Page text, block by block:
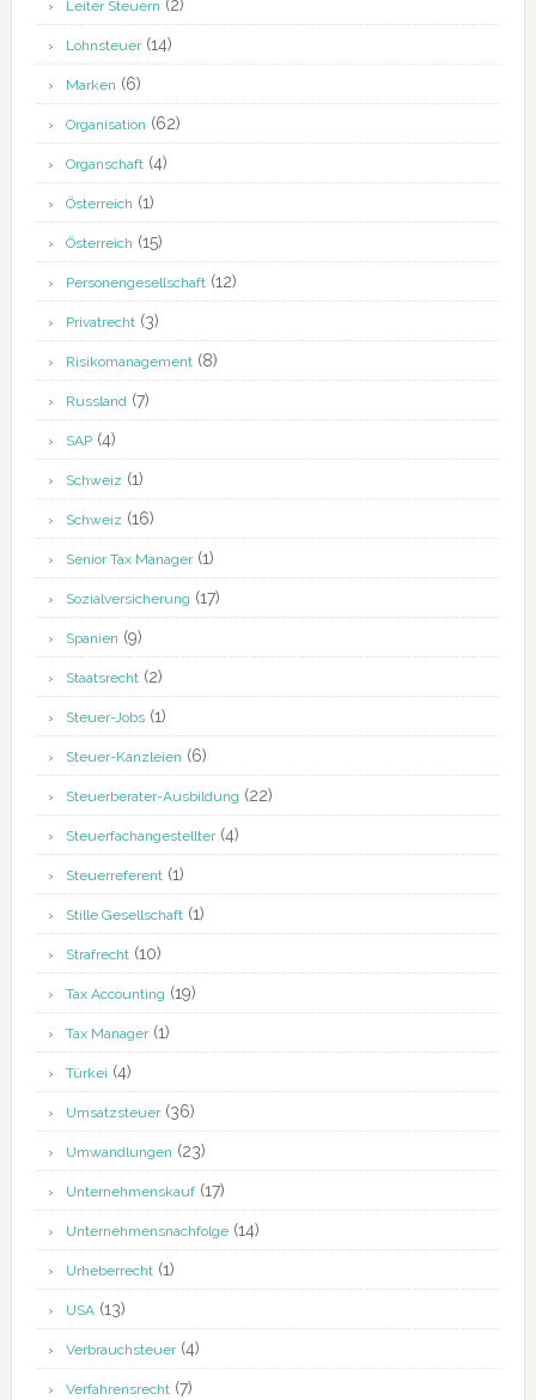
Leiter Steuern (2)
Lohnsteuer(14)
Marken (6)
Organisation (62)
Organschaft(4)
Österreich (1)
Österreich (15)
Personengesellschaft(12)
Privatrecht(3)
Risikomanagement(8)
Russland(7)
SAP(4)
Schweiz (1)
Schweiz (16)
Senior Tax Manager(1)
Sozialversicherung (17)
Spanien (9)
Staatsrecht(2)
Steuer-Jobs(1)
Steuer-Kanzleien (6)
Steuerberater-Ausbildung (22)
Steuerfachangestellter(4)
Steuerreferent(1)
Stille Gesellschaft(1)
Strafrecht(10)
Tax Accounting (19)
Tax Manager(1)
Türkei (4)
Umsatzsteuer(36)
Umwandlungen (23)
Unternehmenskauf(17)
Unternehmensnachfolge(14)
Urheberrecht(1)
USA(13)
Verbrauchsteuer(4)
Verfahrensrecht(7)